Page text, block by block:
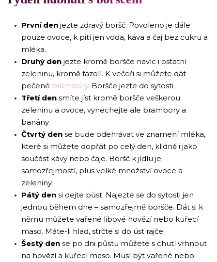
První den jezte zdravý boršč. Povoleno je dále
pouze ovoce, k pití jen voda, káva a čaj bez cukru a
mléka.
Druhý den jezte kromě boršče navíc i ostatní
zeleninu, kromě fazolí. K večeři si můžete dát
pečené brambory. Boršče jezte do sytosti.
Třetí den smíte jíst kromě boršče veškerou
zeleninu a ovoce, vynechejte ale brambory a
banány.
Čtvrtý den se bude odehrávat ve znamení mléka,
které si můžete dopřát po celý den, klidně i jako
součást kávy nebo čaje. Boršč k jídlu je
samozřejmostí, plus velké množství ovoce a
zeleniny.
Pátý den si dejte půst. Najezte se do sytosti jen
jednou během dne – samozřejmě boršče. Dát si k
němu můžete vařené libové hovězí nebo kuřecí
maso. Máte-li hlad, strčte si do úst rajče.
Šestý den se po dni půstu můžete s chutí vrhnout
na hovězí a kuřecí maso. Musí být vařené nebo